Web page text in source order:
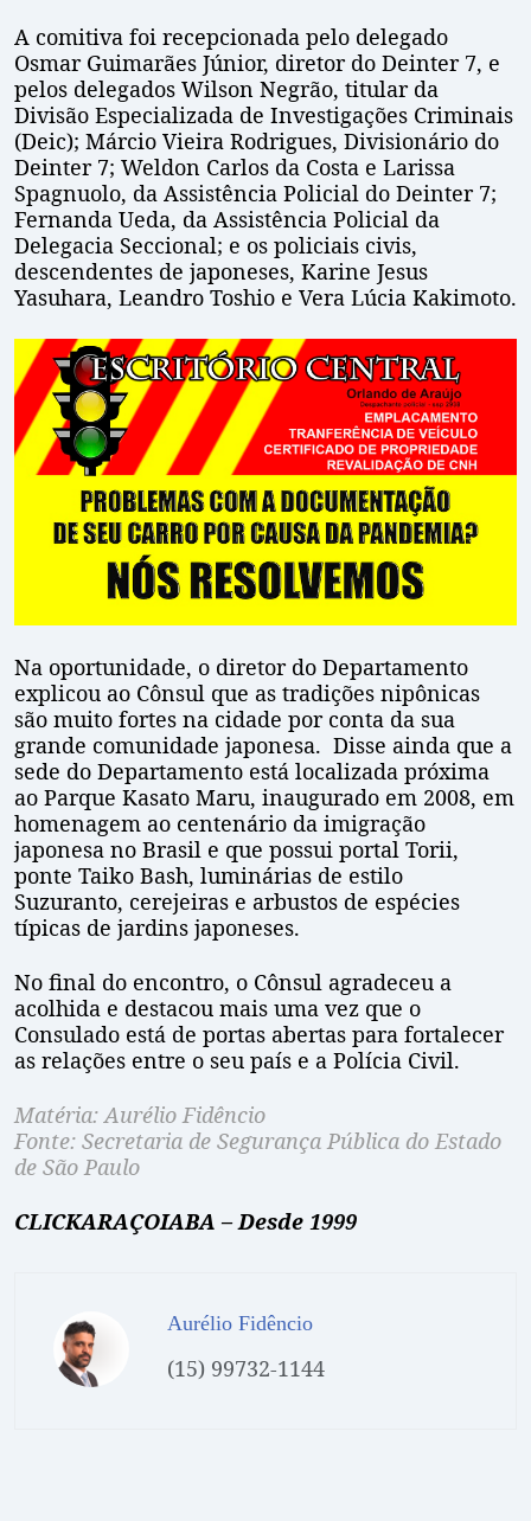
A comitiva foi recepcionada pelo delegado
Osmar Guimarães Júnior, diretor do Deinter 7, e
pelos delegados Wilson Negrão, titular da
Divisão Especializada de Investigações Criminais
(Deic); Márcio Vieira Rodrigues, Divisionário do
Deinter 7; Weldon Carlos da Costa e Larissa
Spagnuolo, da Assistência Policial do Deinter 7;
Fernanda Ueda, da Assistência Policial da
Delegacia Seccional; e os policiais civis,
descendentes de japoneses, Karine Jesus
Yasuhara, Leandro Toshio e Vera Lúcia Kakimoto.
Na oportunidade, o diretor do Departamento
explicou ao Cônsul que as tradições nipônicas
são muito fortes na cidade por conta da sua
grande comunidade japonesa. Disse ainda que a
sede do Departamento está localizada próxima
ao Parque Kasato Maru, inaugurado em 2008, em
homenagem ao centenário da imigração
japonesa no Brasil e que possui portal Torii,
ponte Taiko Bash, luminárias de estilo
Suzuranto, cerejeiras e arbustos de espécies
típicas de jardins japoneses.
No final do encontro, o Cônsul agradeceu a
acolhida e destacou mais uma vez que o
Consulado está de portas abertas para fortalecer
as relações entre o seu país e a Polícia Civil.
Matéria: Aurélio Fidêncio
Fonte: Secretaria de Segurança Pública do Estado
de São Paulo
CLICKARAÇOIABA – Desde 1999
Aurélio Fidêncio
(15) 99732-1144